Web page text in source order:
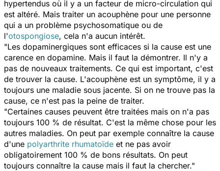
hypertendus où il y a un facteur de micro-circulation qui
est altéré. Mais traiter un acouphène pour une personne
qui a un problème psychosomatique ou de
l'otospongiose, cela n'a aucun intérêt.
"Les dopaminergiques sont efficaces si la cause est une
carence en dopamine. Mais il faut la démontrer. Il n'y a
pas de nouveaux traitements. Ce qui est important, c'est
de trouver la cause. L'acouphène est un symptôme, il y a
toujours une maladie sous jacente. Si on ne trouve pas la
cause, ce n'est pas la peine de traiter.
"Certaines causes peuvent être traitées mais on n'a pas
toujours 100 % de résultat. C'est la même chose pour les
autres maladies. On peut par exemple connaître la cause
d'une polyarthrite rhumatoïde et ne pas avoir
obligatoirement 100 % de bons résultats. On peut
toujours connaître la cause mais il faut la chercher."